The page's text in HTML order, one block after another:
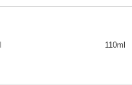
110ml